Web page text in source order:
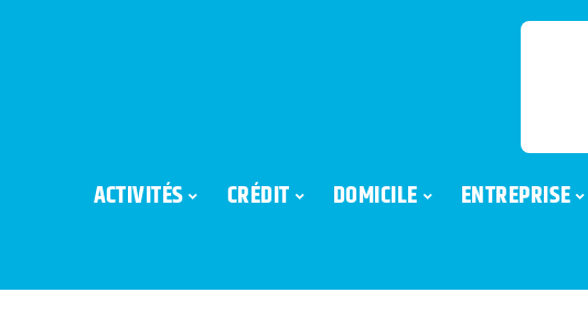
ACTIVITÉS CRÉDIT DOMICILE ENTREPRISE